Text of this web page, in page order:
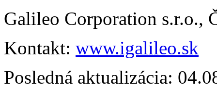
Galileo Corporation s.r.o.,
Kontakt: www.igalileo.sk
Posledná aktualizácia: